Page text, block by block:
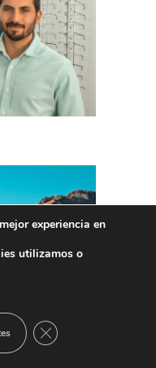
experiencia en
utilizamos o
CERRAR EL